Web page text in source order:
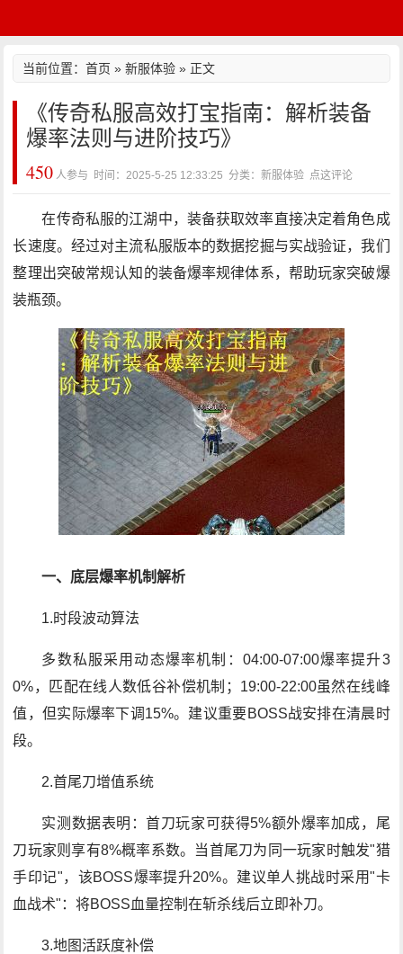
当前位置：首页 »新服体验 » 正文
《传奇私服高效打宝指南：解析装备
爆率法则与进阶技巧》
450 人参与 时间：2025-5-25 12:33:25 分类：新服体验 点这评论
在传奇私服的江湖中，装备获取效率直接决定着角色成
长速度。经过对主流私服版本的数据挖掘与实战验证，我们
整理出突破常规认知的装备爆率规律体系，帮助玩家突破爆
装瓶颈。
一、底层爆率机制解析
1.时段波动算法
多数私服采用动态爆率机制：04:00-07:00爆率提升3
0%，匹配在线人数低谷补偿机制；19:00-22:00虽然在线峰
值，但实际爆率下调15%。建议重要BOSS战安排在清晨时
段。
2.首尾刀增值系统
实测数据表明：首刀玩家可获得5%额外爆率加成，尾
刀玩家则享有8%概率系数。当首尾刀为同一玩家时触发"猎
手印记"，该BOSS爆率提升20%。建议单人挑战时采用"卡
血战术"：将BOSS血量控制在斩杀线后立即补刀。
3.地图活跃度补偿